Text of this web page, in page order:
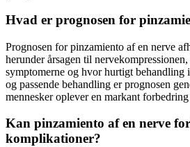
Hvad er prognosen for
Prognosen for pinzamiento af en nerve
herunder årsagen til
symptomerne og hvor hurtigt
og passende behandling er prognosen
mennesker oplever en markant
Kan pinzamiento af en nerve
komplikationer?